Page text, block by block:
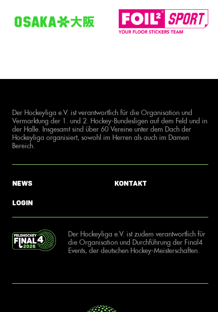
Der Hockeyliga e.V. ist verantwortlich für die Organisation und
Vermarktung der 1. und 2. Hockey-Bundesligen auf dem Feld und in
der Halle. Insgesamt sind über 60 Vereine unter dem Dach der
Hockeyliga organisiert, sowohl im Herren als auch im Damen
Bereich.
News
Login
Kontakt
Der Hockeyliga e.V. ist zudem verantwortlich für
die Organisation und Durchführung der Final4
Events, der deutschen Hockey-Meisterschaften.